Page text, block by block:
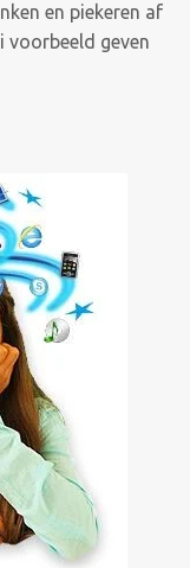
en piekeren af
voorbeeld geven